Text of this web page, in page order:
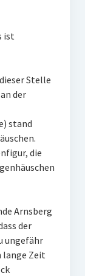
ist
Stelle
der
stand
die
Arnsberg
der
ungefähr
lange Zeit